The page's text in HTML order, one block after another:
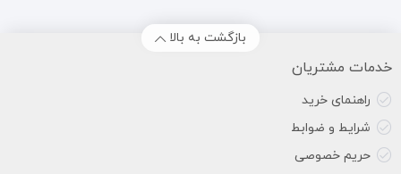
بازگشت به بالا
خدمات مشتریان
راهنمای خرید
شرایط و ضوابط
حریم خصوصی